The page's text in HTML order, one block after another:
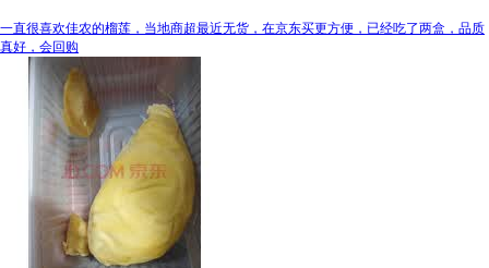
一直很喜欢佳农的榴莲，当地商超最近无货，在京东买更方便，已经吃了两盒，品质
真好，会回购